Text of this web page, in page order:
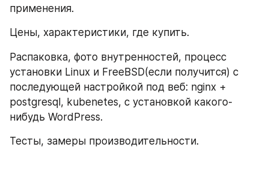
применения.
Цены, характеристики, где купить.
Распаковка, фото внутренностей, процесс
установки Linux и FreeBSD(если получится) с
последующей настройкой под веб: nginx +
postgresql, kubenetes, с установкой какого-
нибудь WordPress.
Тесты, замеры производительности.